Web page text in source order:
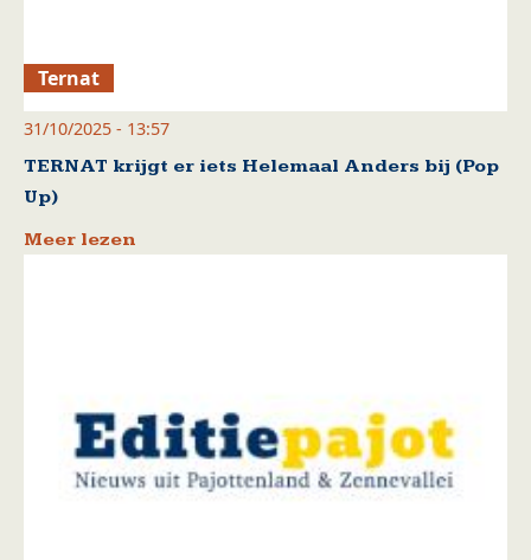
Ternat
31/10/2025 - 13:57
TERNAT krijgt er iets Helemaal Anders bij (Pop
Up)
Meer lezen